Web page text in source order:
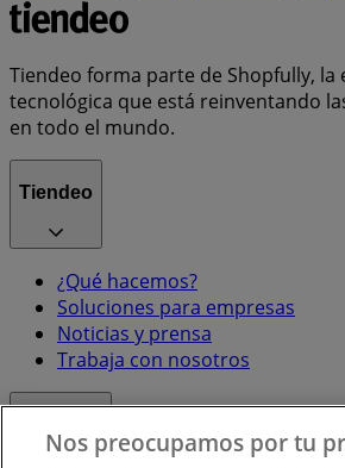
Tiendeo forma parte de Shopfully, la
tecnológica que está reinventando
en todo el mundo.
Tiendeo
¿Qué hacemos?
Soluciones para empresas
Noticias y prensa
Trabaja con nosotros
Nos preocupamos por tu